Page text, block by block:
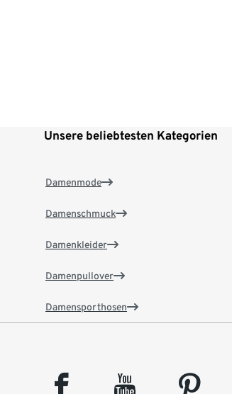
Unsere beliebtesten Kategorien
Damenmode
Damenschmuck
Damenkleider
Damenpullover
Damensporthosen
facebook youtube pinterest